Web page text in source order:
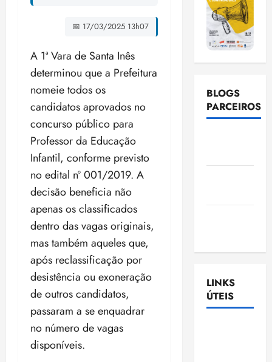
📅 17/03/2025 13h07
A 1ª Vara de Santa Inês
determinou que a Prefeitura
nomeie todos os
candidatos aprovados no
concurso público para
Professor da Educação
Infantil, conforme previsto
no edital nº 001/2019. A
decisão beneficia não
apenas os classificados
dentro das vagas originais,
mas também aqueles que,
após reclassificação por
desistência ou exoneração
de outros candidatos,
passaram a se enquadrar
no número de vagas
disponíveis.
BLOGS
PARCEIROS
LINKS
ÚTEIS